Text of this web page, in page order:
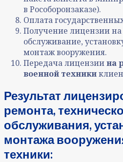
в Рособоронзаказе).
Оплата
Получение лицензии
обслуживание,
монтаж вооружения.
Передача лицензиина
военной техники
Результат
ремонта,
обслуживания,
монтажа
техники: